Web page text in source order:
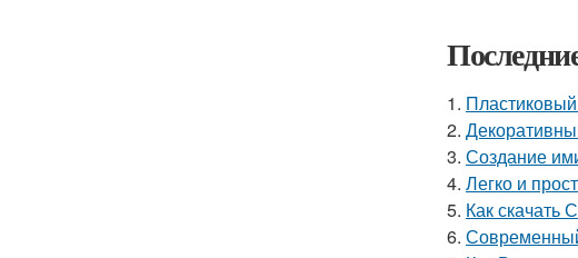
1.
2.
3. Создание
4. Легко и
5. Как скачать
6.